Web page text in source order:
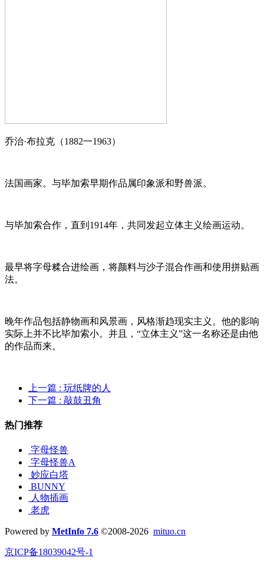
乔治·布拉克（1882一1963）
法国画家。与毕加索早期作品属印象派和野兽派。
与毕加索合作，直到1914年，共同发起立体主义绘画运动。
最早将字母糅合进绘画，将颜料与沙子混合作画和使用拼贴画
法。
晚年作品包括静物画和风景画，风格渐趋现实主义。他的影响
实际上并不比毕加索小。并且，“立体主义”这一名称还是由他
的作品而来。
上一篇 : 玩纸牌的人
下一篇 : 敲鼓丑角
热门推荐
字母怪兽
字母怪兽A
妙应白塔
BUNNY
人物插画
老虎
Powered by MetInfo 7.6 ©2008-2026 mituo.cn
京ICP备18039042号-1